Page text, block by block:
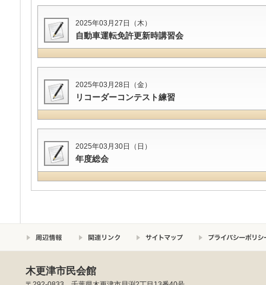
2025年03月27日（木）
自動車運転免許更新時講習会
2025年03月28日（金）
リコーダーコンテスト練習
2025年03月30日（日）
年度総会
木更津市民会館